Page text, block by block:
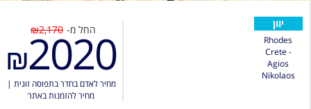
יוון
Rhodes
Crete -
Agios
Nikolaos
החל מ- ₪2,170
₪2020
מחיר לאדם בחדר בתפוסה זוגית |
מחיר להזמנות באתר